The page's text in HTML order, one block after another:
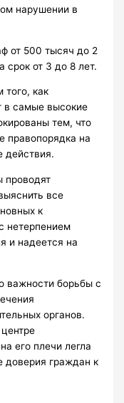
нарушении в
от 500 тысяч до 2
срок от 3 до 8 лет.
того, как
в самые высокие
тем, что
правопорядка на
действия.
проводят
все
к
нетерпением
и надеется на
важности борьбы с
органов.
его плечи легла
доверия граждан к